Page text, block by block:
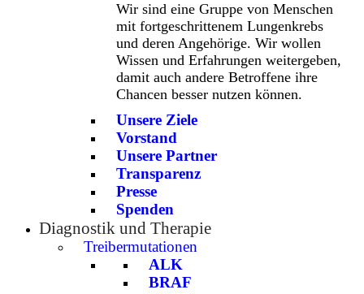
Wir sind eine Gruppe von Menschen
mit fortgeschrittenem Lungenkrebs
und deren Angehörige. Wir wollen
Wissen und Erfahrungen weitergeben,
damit auch andere Betroffene ihre
Chancen besser nutzen können.
Unsere Ziele
Vorstand
Unsere Partner
Transparenz
Presse
Spenden
Diagnostik und Therapie
Treibermutationen
ALK
BRAF